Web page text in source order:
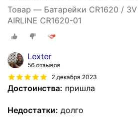
Товар — Батарейки CR1620 /
AIRLINE CR1620-01
Lexter
56 отзывов
2 декабря 2023
Достоинства: пришла
Недостатки: долго